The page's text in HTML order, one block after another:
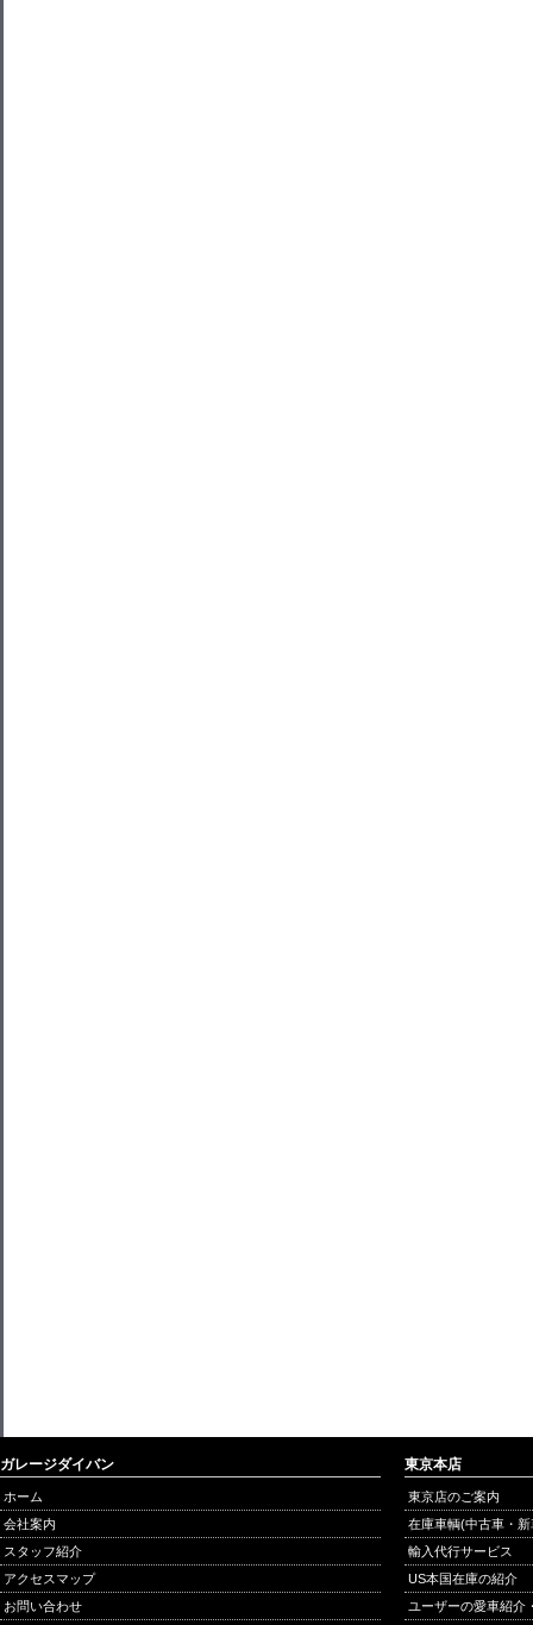
ガレージダイバン
ホーム
会社案内
スタッフ紹介
アクセスマップ
お問い合わせ
東京本店
東京店のご案内
在庫車輌(中古車・
輸入代行サービス
US本国在庫の紹介
ユーザーの愛車紹介